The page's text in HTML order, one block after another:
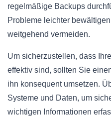
regelmäßige Backups
Probleme leichter
weitgehend vermeiden.
Um sicherzustellen, dass
effektiv sind, sollten Sie
ihn konsequent umsetzen.
Systeme und Daten, um
wichtigen Informationen